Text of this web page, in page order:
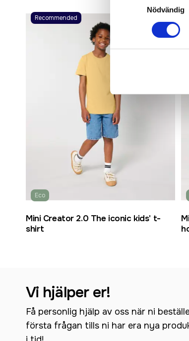
Nödvändig
Recommended
Eco
Mini Creator 2.0 The iconic kids' t-
shirt
Vi hjälper er!
Få personlig hjälp av oss när ni
första frågan tills ni har era nya